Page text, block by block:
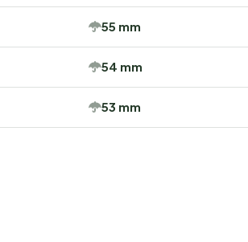
55 mm
54 mm
53 mm